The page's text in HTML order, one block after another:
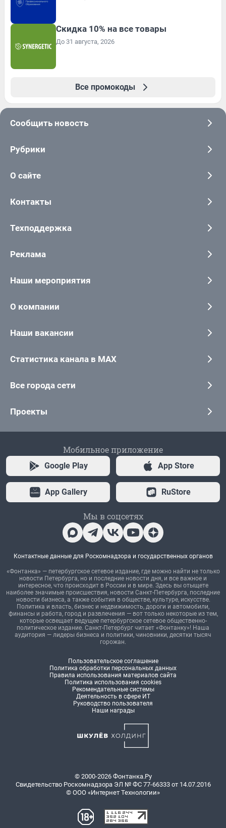
Скидка 10% на все товары
До 31 августа, 2026
Все промокоды
Сообщить новость
Рубрики
О сайте
Контакты
Техподдержка
Реклама
Наши мероприятия
О компании
Наши вакансии
Статистика канала в MAX
Все города сети
Проекты
Мобильное приложение
Google Play App Store
App Gallery RuStore
Мы в соцсетях
Контактные данные для Роскомнадзора и государственных органов
«Фонтанка» — петербургское сетевое издание, где можно найти не только
новости Петербурга, но и последние новости дня, и все важное и
интересное, что происходит в России и в мире. Здесь вы отыщете
наиболее значимые происшествия, новости Санкт-Петербурга, последние
новости бизнеса, а также события в обществе, культуре, искусстве.
Политика и власть, бизнес и недвижимость, дороги и автомобили,
финансы и работа, город и развлечения — вот только некоторые из тем,
которые освещает ведущее петербургское сетевое общественно-
политическое издание. Санкт-Петербург читает «Фонтанку»! Наша
аудитория — лидеры бизнеса и политики, чиновники, десятки тысяч
горожан.
Пользовательское соглашение
Политика обработки персональных данных
Правила использования материалов сайта
Политика использования cookies
Рекомендательные системы
Деятельность в сфере ИТ
Руководство пользователя
Наши награды
© 2000-2026 Фонтанка.Ру
Свидетельство Роскомнадзора ЭЛ № ФС 77-66333 от 14.07.2016
© ООО «Интернет Технологии»